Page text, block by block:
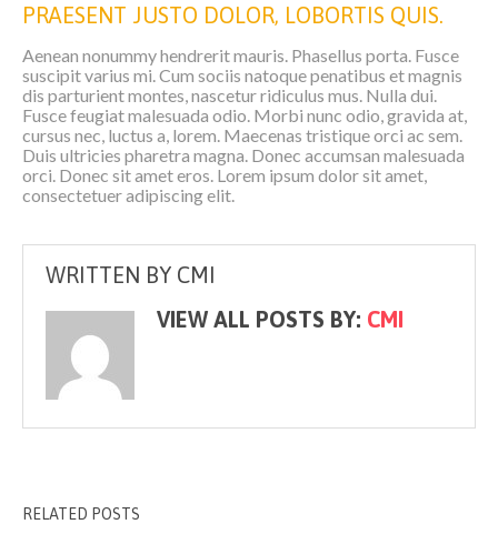
PRAESENT JUSTO DOLOR, LOBORTIS QUIS.
Aenean nonummy hendrerit mauris. Phasellus porta. Fusce
suscipit varius mi. Cum sociis natoque penatibus et magnis
dis parturient montes, nascetur ridiculus mus. Nulla dui.
Fusce feugiat malesuada odio. Morbi nunc odio, gravida at,
cursus nec, luctus a, lorem. Maecenas tristique orci ac sem.
Duis ultricies pharetra magna. Donec accumsan malesuada
orci. Donec sit amet eros. Lorem ipsum dolor sit amet,
consectetuer adipiscing elit.
WRITTEN BY CMI
VIEW ALL POSTS BY: CMI
RELATED POSTS